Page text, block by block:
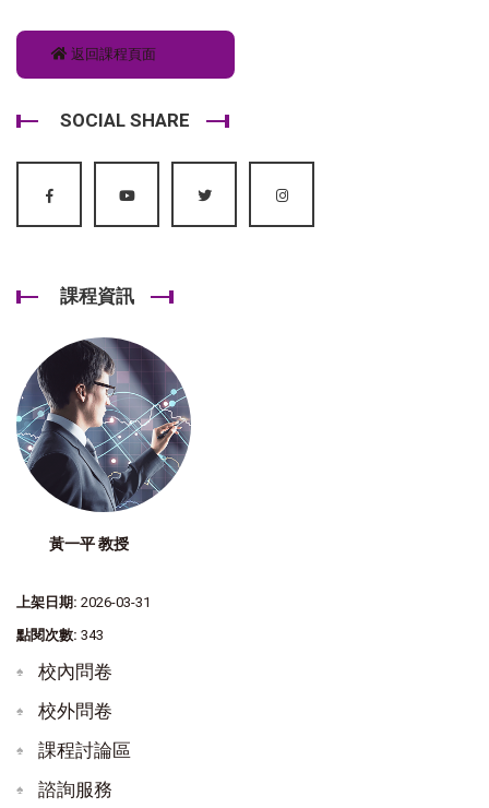
返回課程頁面
SOCIAL SHARE
課程資訊
黃一平 教授
上架日期: 2026-03-31
點閱次數: 343
校內問卷
校外問卷
課程討論區
諮詢服務